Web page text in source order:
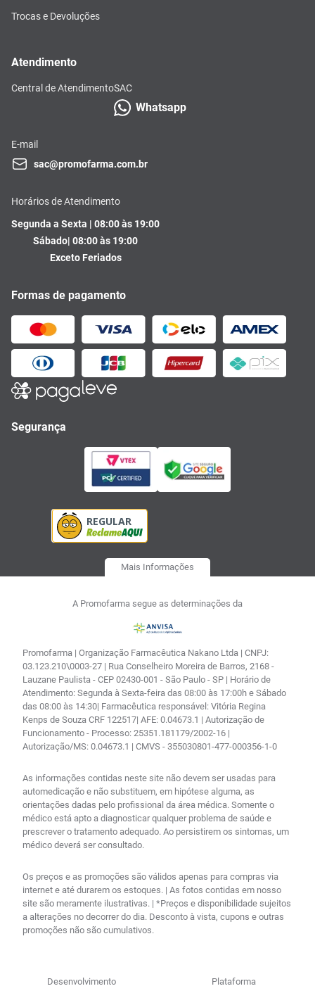
Trocas e Devoluções
Atendimento
Central de AtendimentoSAC
Whatsapp
E-mail
sac@promofarma.com.br
Horários de Atendimento
Segunda a Sexta | 08:00 às 19:00
Sábado| 08:00 às 19:00
Exceto Feriados
Formas de pagamento
Segurança
Mais Informações
A Promofarma segue as determinações da
Promofarma | Organização Farmacêutica Nakano Ltda | CNPJ:
03.123.210\0003-27 | Rua Conselheiro Moreira de Barros, 2168 -
Lauzane Paulista - CEP 02430-001 - São Paulo - SP | Horário de
Atendimento: Segunda à Sexta-feira das 08:00 às 17:00h e Sábado
das 08:00 às 14:30| Farmacêutica responsável: Vitória Regina
Kenps de Souza CRF 122517| AFE: 0.04673.1 | Autorização de
Funcionamento - Processo: 25351.181179/2002-16 |
Autorização/MS: 0.04673.1 | CMVS - 355030801-477-000356-1-0
As informações contidas neste site não devem ser usadas para
automedicação e não substituem, em hipótese alguma, as
orientações dadas pelo profissional da área médica. Somente o
médico está apto a diagnosticar qualquer problema de saúde e
prescrever o tratamento adequado. Ao persistirem os sintomas, um
médico deverá ser consultado.
Os preços e as promoções são válidos apenas para compras via
internet e até durarem os estoques. | As fotos contidas em nosso
site são meramente ilustrativas. | *Preços e disponibilidade sujeitos
a alterações no decorrer do dia. Desconto à vista, cupons e outras
promoções não são cumulativos.
Desenvolvimento Plataforma